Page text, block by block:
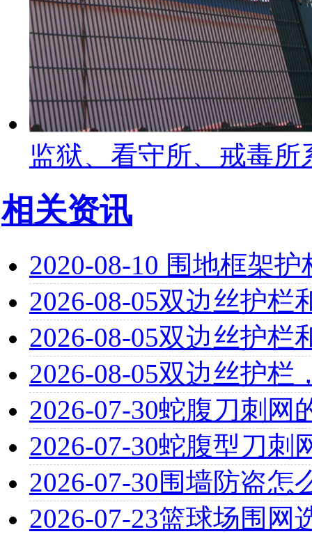
监狱、看守所、戒毒所
相关资讯
2020-08-10 围地框架
2026-08-05双边丝护栏
2026-08-05双边丝护栏
2026-08-05双边丝护栏
2026-07-30蛇腹刀刺网
2026-07-30蛇腹型刀刺
2026-07-30围墙防盗怎
2026-07-23篮球场围网